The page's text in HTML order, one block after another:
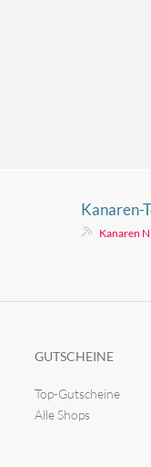
Kanaren-
vollerKanaren
GUTSCHEINE
Top-Gutscheine
Alle Shops